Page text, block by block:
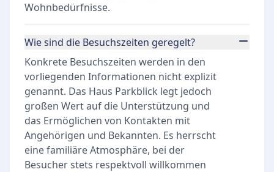
Wohnbedürfnisse.
Wie sind die Besuchszeiten geregelt?
Konkrete Besuchszeiten werden in den
vorliegenden Informationen nicht explizit
genannt. Das Haus Parkblick legt jedoch
großen Wert auf die Unterstützung und
das Ermöglichen von Kontakten mit
Angehörigen und Bekannten. Es herrscht
eine familiäre Atmosphäre, bei der
Besucher stets respektvoll willkommen